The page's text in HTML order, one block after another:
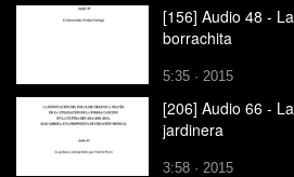
[156] Audio 48 - La
borrachita
5:35 · 2015
[206] Audio 66 - La
jardinera
3:58 · 2015